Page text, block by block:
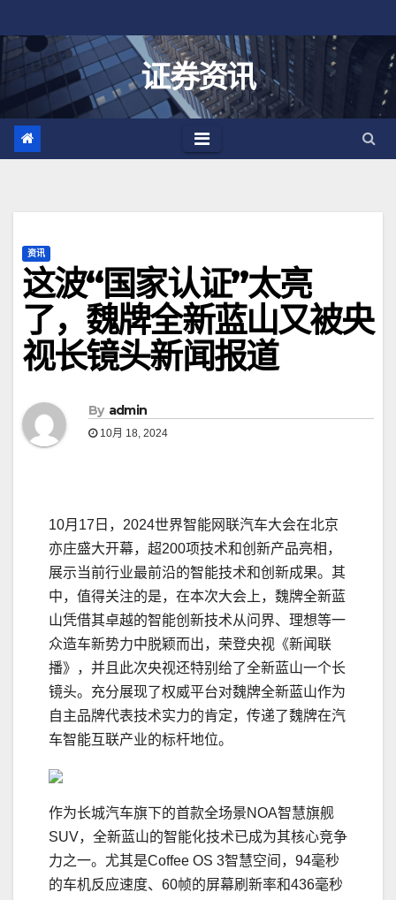
至
证券资讯
资讯
这波“国家认证”太亮
了，魏牌全新蓝山又被央
视长镜头新闻报道
By admin
10月 18, 2024
10月17日，2024世界智能网联汽车大会在北京
亦庄盛大开幕，超200项技术和创新产品亮相，
展示当前行业最前沿的智能技术和创新成果。其
中，值得关注的是，在本次大会上，魏牌全新蓝
山凭借其卓越的智能创新技术从问界、理想等一
众造车新势力中脱颖而出，荣登央视《新闻联
播》，并且此次央视还特别给了全新蓝山一个长
镜头。充分展现了权威平台对魏牌全新蓝山作为
自主品牌代表技术实力的肯定，传递了魏牌在汽
车智能互联产业的标杆地位。
作为长城汽车旗下的首款全场景NOA智慧旗舰
SUV，全新蓝山的智能化技术已成为其核心竞争
力之一。尤其是Coffee OS 3智慧空间，94毫秒
的车机反应速度、60帧的屏幕刷新率和436毫秒